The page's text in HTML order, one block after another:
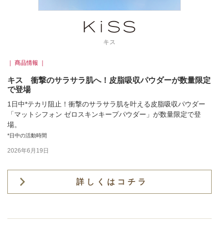
キス
｜ 商品情報 ｜
キス 衝撃のサラサラ肌へ！皮脂吸収パウダーが数量限定
で登場
1日中*テカリ阻止！衝撃のサラサラ肌を叶える皮脂吸収パウダー
「マットシフォン ゼロスキンキープパウダー」が数量限定で登
場。
*日中の活動時間
2026年6月19日
詳しくはコチラ